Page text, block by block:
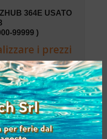
364E USATO
99999 )
i prezzi